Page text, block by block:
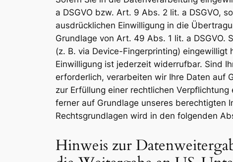
a DSGVO bzw. Art. 9 Abs. 2 lit. a DSGVO,
ausdrücklichen Einwilligung in die
Grundlage von Art. 49 Abs. 1 lit. a DSGVO.
(z. B. via Device-Fingerprinting)
Einwilligung ist jederzeit widerrufbar. Sind
erforderlich, verarbeiten wir Ihre Daten auf
zur Erfüllung einer rechtlichen
ferner auf Grundlage unseres berechtigten
Rechtsgrundlagen wird in den folgenden
Hinweis zur